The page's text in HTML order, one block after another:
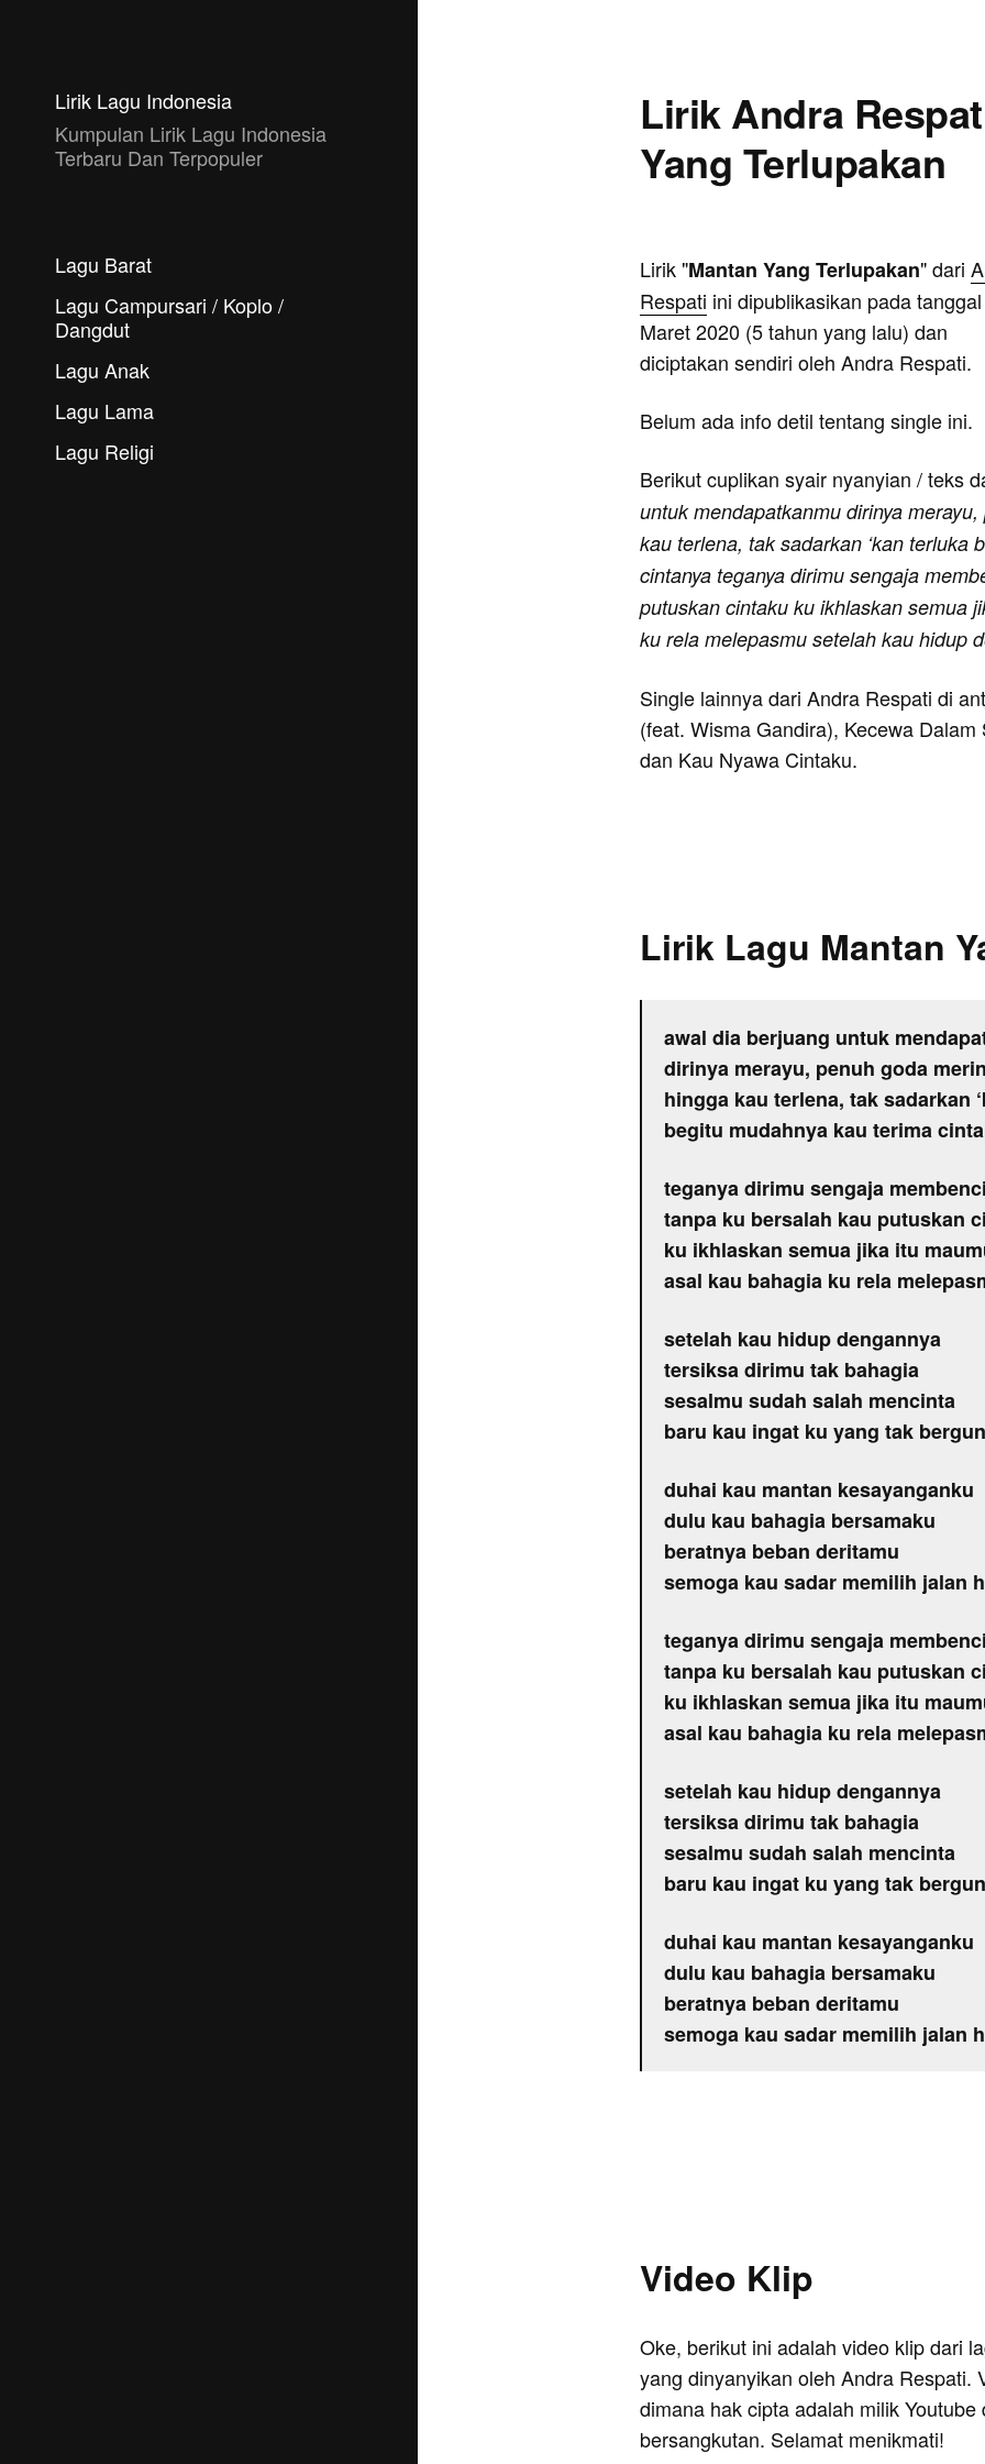
Lirik Lagu Indonesia
Kumpulan Lirik Lagu Indonesia
Terbaru Dan Terpopuler
Lagu Barat
Lagu Campursari / Koplo /
Dangdut
Lagu Anak
Lagu Lama
Lagu Religi
Lirik Andra
Yang Terlupakan
Lirik "Mantan Yang Terlupakan" dari
Respati ini dipublikasikan pada tanggal
Maret 2020 (5 tahun yang lalu) dan
diciptakan sendiri oleh Andra Respati.
Belum ada info detil tentang single ini.
Berikut cuplikan syair nyanyian / teks
untuk mendapatkanmu dirinya
kau terlena, tak sadarkan ‘kan terluka
cintanya teganya dirimu sengaja
putuskan cintaku ku ikhlaskan semua
ku rela melepasmu setelah kau hidup
Single lainnya dari Andra Respati di
(feat. Wisma Gandira), Kecewa
dan Kau Nyawa Cintaku.
Lirik Lagu Mantan
awal dia berjuang untuk
dirinya merayu, penuh goda
hingga kau terlena, tak sadarkan
begitu mudahnya kau terima
teganya dirimu sengaja
tanpa ku bersalah kau putuskan
ku ikhlaskan semua jika itu
asal kau bahagia ku rela
setelah kau hidup dengannya
tersiksa dirimu tak bahagia
sesalmu sudah salah mencinta
baru kau ingat ku yang tak
duhai kau mantan kesayanganku
dulu kau bahagia bersamaku
beratnya beban deritamu
semoga kau sadar memilih jalan
teganya dirimu sengaja
tanpa ku bersalah kau putuskan
ku ikhlaskan semua jika itu
asal kau bahagia ku rela
setelah kau hidup dengannya
tersiksa dirimu tak bahagia
sesalmu sudah salah mencinta
baru kau ingat ku yang tak
duhai kau mantan kesayanganku
dulu kau bahagia bersamaku
beratnya beban deritamu
semoga kau sadar memilih jalan
Video Klip
Oke, berikut ini adalah video klip dari
yang dinyanyikan oleh Andra Respati.
dimana hak cipta adalah milik
bersangkutan. Selamat menikmati!